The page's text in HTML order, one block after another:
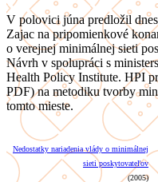
V polovici júna predložil
Zajac na pripomienkové
o verejnej minimálnej sieti
Návrh v spolupráci s
Health Policy Institute. HPI
PDF) na metodiku tvorby
tomto mieste.
Nedostatky nariadenia vlády o minimálnej
sieti poskytovateľov
(2005)